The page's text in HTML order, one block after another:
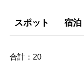
スポット 宿泊
合計： 20